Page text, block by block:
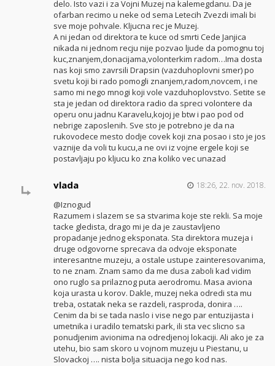
delo. Isto vazi i za Vojni Muzej na kalemegdanu. Da je
ofarban recimo u neke od sema Letecih Zvezdi imali bi
sve moje pohvale. Kljucna rec je Muzej.
A ni jedan od direktora te kuce od smrti Cede Janjica
nikada ni jednom recju nije pozvao ljude da pomognu toj
kuc,znanjem,donacijama,volonterkim radom…Ima dosta
nas koji smo zavrsili Drapsin (vazduhoplovni smer) po
svetu koji bi rado pomogli znanjem,radom,novcem, i ne
samo mi nego mnogi koji vole vazduhoplovstvo. Setite se
sta je jedan od direktora radio da spreci volontere da
operu onu jadnu Karavelu,kojoj je btw i pao pod od
nebrige zaposlenih. Sve sto je potrebno je da na
rukovodece mesto dodje covek koji zna posao i sto je jos
vaznije da voli tu kucu,a ne ovi iz vojne ergele koji se
postavljaju po kljucu ko zna koliko vec unazad
vlada 18:26, 22. nov. 2018.
@Iznogud
Razumem i slazem se sa stvarima koje ste rekli. Sa moje
tacke gledista, drago mi je da je zaustavljeno
propadanje jednog eksponata. Sta direktora muzeja i
druge odgovorne sprecava da odvoje eksponate
interesantne muzeju, a ostale ustupe zainteresovanima,
to ne znam. Znam samo da me dusa zaboli kad vidim
ono ruglo sa prilaznog puta aerodromu. Masa aviona
koja urasta u korov. Dakle, muzej neka odredi sta mu
treba, ostatak neka se razdeli, rasproda, donira ….
Cenim da bi se tada naslo i vise nego par entuzijasta i
umetnika i uradilo tematski park, ili sta vec slicno sa
ponudjenim avionima na odredjenoj lokaciji. Ali ako je za
utehu, bio sam skoro u vojnom muzeju u Piestanu, u
Slovackoj …. nista bolja situacija nego kod nas.